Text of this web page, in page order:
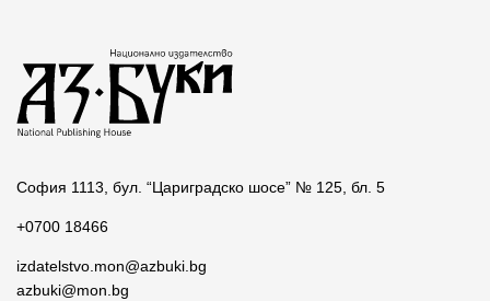
София 1113, бул. “Цариградско шосе” № 125, бл. 5
+0700 18466
izdatelstvo.mon@azbuki.bg
azbuki@mon.bg